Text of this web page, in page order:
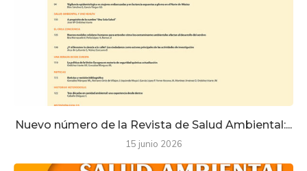
Nuevo número de la Revista de Salud Ambiental:...
15 junio 2026